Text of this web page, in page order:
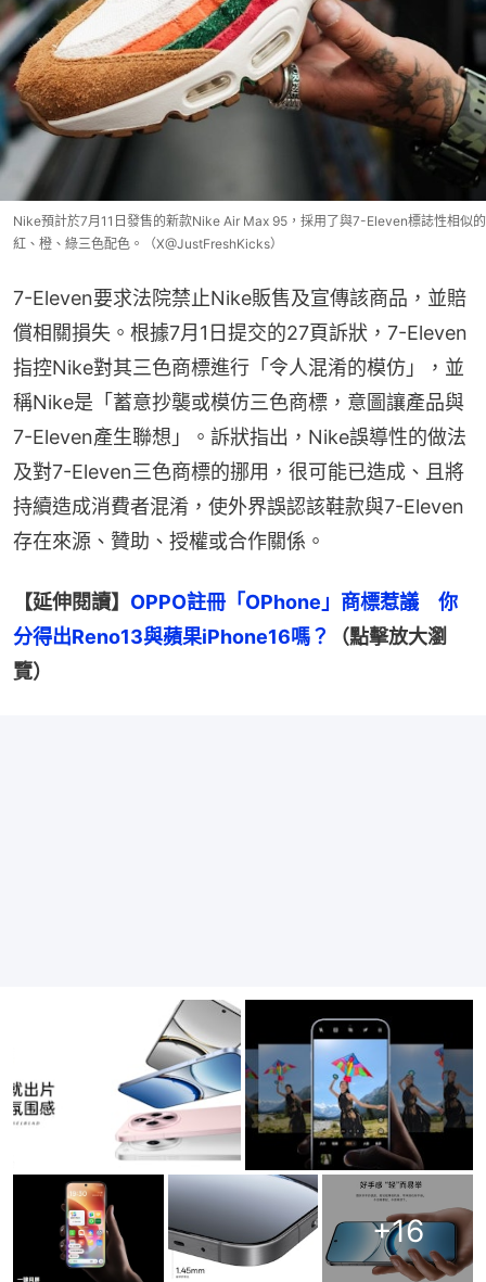
Nike預計於7月11日發售的新款Nike Air Max 95，採用了與7-Eleven標誌性相似的
紅、橙、綠三色配色。（X@JustFreshKicks）
7-Eleven要求法院禁止Nike販售及宣傳該商品，並賠
償相關損失。根據7月1日提交的27頁訴狀，7-Eleven
指控Nike對其三色商標進行「令人混淆的模仿」，並
稱Nike是「蓄意抄襲或模仿三色商標，意圖讓產品與
7-Eleven產生聯想」。訴狀指出，Nike誤導性的做法
及對7-Eleven三色商標的挪用，很可能已造成、且將
持續造成消費者混淆，使外界誤認該鞋款與7-Eleven
存在來源、贊助、授權或合作關係。
【延伸閱讀】 OPPO註冊「OPhone」商標惹議　你
分得出Reno13與蘋果iPhone16嗎？
（點擊放大瀏
覽）
+16